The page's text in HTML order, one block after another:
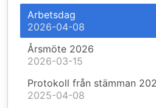
Arbetsdag
2026-04-08
Årsmöte 2026
2026-03-15
Protokoll från stämman
2025-04-08